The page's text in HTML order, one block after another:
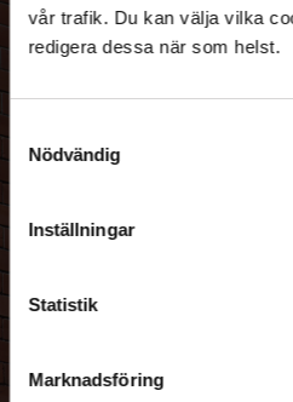
vår trafik. Du kan välja vilka
redigera dessa när som helst.
Nödvändig
Inställningar
Statistik
Marknadsföring